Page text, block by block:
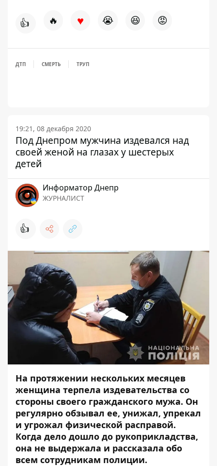
👍 🔥 ♥ 😭 😆 😡
ДТП СМЕРТЬ ТРУП
19:21, 08 декабря 2020
Под Днепром мужчина издевался над
своей женой на глазах у шестерых
детей
Информатор Днепр
ЖУРНАЛИСТ
👍
На протяжении нескольких месяцев
женщина терпела издевательства со
стороны своего гражданского мужа. Он
регулярно обзывал ее, унижал, упрекал
и угрожал физической расправой.
Когда дело дошло до рукоприкладства,
она не выдержала и рассказала обо
всем сотрудникам полиции.